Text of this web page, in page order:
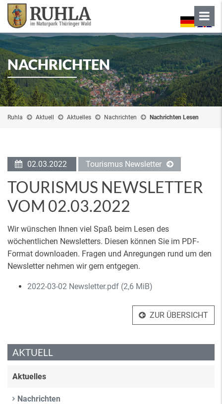
NACHRICHTEN
Ruhla Aktuell Aktuelles Nachrichten Nachrichten Lesen
02.03.2022 Tourismus Newsletter
TOURISMUS NEWSLETTER
VOM 02.03.2022
Wir wünschen Ihnen viel Spaß beim Lesen des
wöchentlichen Newsletters. Diesen können Sie im PDF-
Format downloaden. Fragen und Anregungen rund um den
Newsletter nehmen wir gern entgegen.
2022-03-02 Newsletter.pdf (2,6 MiB)
ZUR ÜBERSICHT
AKTUELL
Aktuelles
Nachrichten